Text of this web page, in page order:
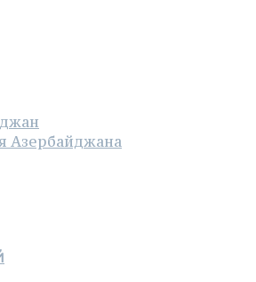
Азербайджана